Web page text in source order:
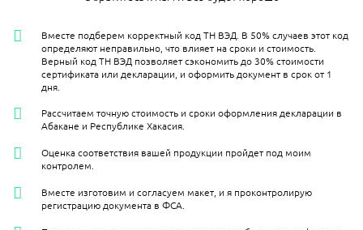
Вместе подберем корректный код ТН ВЭД. В 50% случаев этот код
определяют неправильно, что влияет на сроки и стоимость.
Верный код ТН ВЭД позволяет сэкономить до 30% стоимости
сертификата или декларации, и оформить документ в срок от 1
дня.
Рассчитаем точную стоимость и сроки оформления декларации в
Абакане и Республике Хакасия.
Оценка соответствия вашей продукции пройдет под моим
контролем.
Вместе изготовим и согласуем макет, и я проконтролирую
регистрацию документа в ФСА.